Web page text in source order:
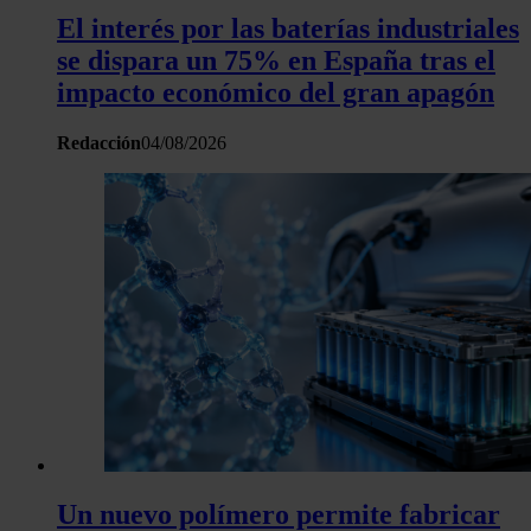
El interés por las baterías industriales
se dispara un 75% en España tras el
impacto económico del gran apagón
Redacción04/08/2026
Un nuevo polímero permite fabricar